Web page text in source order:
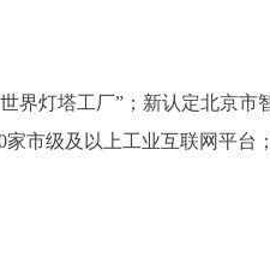
界灯塔工厂”；新认定北京市
市级及以上工业互联网平台；